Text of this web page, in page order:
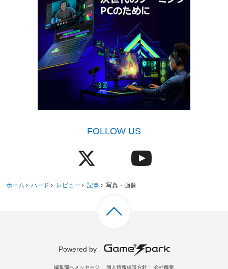
FOLLOW US
ホーム › ハード › レビュー › 記事 › 写真・画像
Powered by
編集部へメッセージ 個人情報保護方針 会社概要